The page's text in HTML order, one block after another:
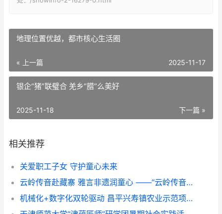
地理位置优越，都市核心生活圈
« 上一篇 2025-11-17
银企“猪”联璧合 羌乡“腊”么美好
下一篇 »
2025-11-18
相关推荐
关爱职工子女 守护童心未来
云岭传音赴藏寨 雅言非遗润童心 ——“云岭传音”志愿服务队赴甘堡藏寨推普实践纪实
机械化+数字化双轮驱动 昌平兴寿镇农业示范项目展示培训成果